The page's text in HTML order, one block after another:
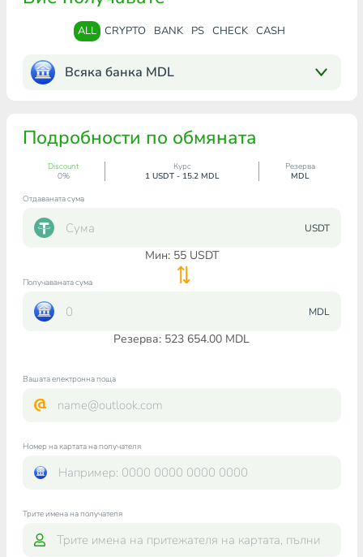
ALL CRYPTO BANK PS CHECK CASH
Всяка банка MDL
Подробности по обмяната
Discount
0%
Курс
1 USDT - 15.2 MDL
Резерва
MDL
Отдаваната сума
USDT
Мин: 55USDT
Получаваната сума
MDL
Резерва: 523 654.00 MDL
Вашата електронна поща
Номер на картата на получателя
Трите имена на получателя